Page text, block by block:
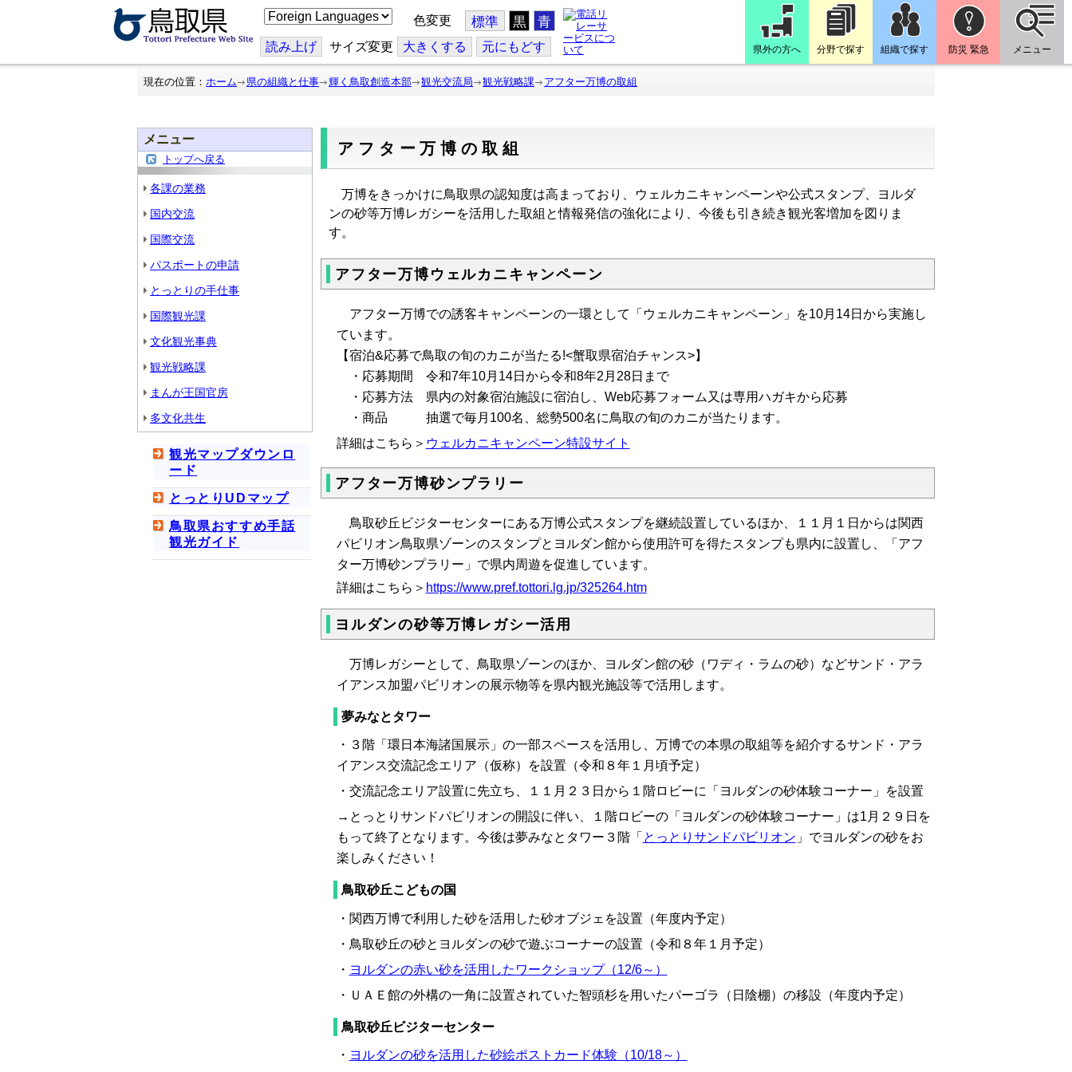
こ
の
ジ
を
翻
色変更 標準 黒 青
読み上げ サイズ変更 大きくする 元にもどす 県外の方へ 分野で探す 組織で探す 防災 緊急 メニュー
現在の位置： ホーム 県の組織と仕事 輝く鳥取創造本部 観光交流局 観光戦略課 アフター万博の取組
メニュー
トップへ戻る
各課の業務
国内交流
国際交流
パスポートの申請
とっとりの手仕事
国際観光課
文化観光事典
観光戦略課
まんが王国官房
多文化共生
観光マップダウンロ
ード
とっとりUDマップ
鳥取県おすすめ手話
観光ガイド
アフター万博の取組
万博をきっかけに鳥取県の認知度は高まっており、ウェルカニキャンペーンや公式スタンプ、ヨルダ
ンの砂等万博レガシーを活用した取組と情報発信の強化により、今後も引き続き観光客増加を図りま
す。
アフター万博ウェルカニキャンペーン
アフター万博での誘客キャンペーンの一環として 「ウェルカニキャンペーン」を10月14日から実施し
ています。
【宿泊&応募で鳥取の旬のカニが当たる!<蟹取県宿泊チャンス>】
・応募期間 令和7年10月14日から令和8年2月28日まで
・応募方法 県内の対象宿泊施設に宿泊し、Web応募フォーム又は専用ハガキから応募
・商品 抽選で毎月100名、総勢500名に鳥取の旬のカニが当たります。
詳細はこちら＞ ウェルカニキャンペーン特設サイト
アフター万博砂ンプラリー
鳥取砂丘ビジターセンターにある万博公式スタンプを継続設置しているほか、１１月１日からは関西
パビリオン鳥取県ゾーンのスタンプとヨルダン館から使用許可を得たスタンプも県内に設置し、「アフ
ター万博砂ンプラリー」で県内周遊を促進しています。
詳細はこちら＞ https://www.pref.tottori.lg.jp/325264.htm
ヨルダンの砂等万博レガシー活用
万博レガシーとして、鳥取県ゾーンのほか、ヨルダン館の砂（ワディ・ラムの砂）などサンド・アラ
イアンス加盟パビリオンの展示物等を県内観光施設等で活用します。
夢みなとタワー
・３階「環日本海諸国展示」の一部スペースを活用し、万博での本県の取組等を紹介するサンド・アラ
イアンス交流記念エリア（仮称）を設置（令和８年１月頃予定）
・交流記念エリア設置に先立ち、１１月２３日から１階ロビーに「ヨルダンの砂体験コーナー」を設置
→とっとりサンドパビリオンの開設に伴い、１階ロビーの「ヨルダンの砂体験コーナー」は1月２９日を
もって終了となります。今後は夢みなとタワー３階「 とっとりサンドパビリオン 」でヨルダンの砂をお
楽しみください！
鳥取砂丘こどもの国
・関西万博で利用した砂を活用した砂オブジェを設置（年度内予定）
・鳥取砂丘の砂とヨルダンの砂で遊ぶコーナーの設置（令和８年１月予定）
・ ヨルダンの赤い砂を活用したワークショップ（12/6～）
・ＵＡＥ館の外構の一角に設置されていた智頭杉を用いたパーゴラ（日陰棚）の移設（年度内予定）
鳥取砂丘ビジターセンター
・ ヨルダンの砂を活用した砂絵ポストカード体験 （10/18～）